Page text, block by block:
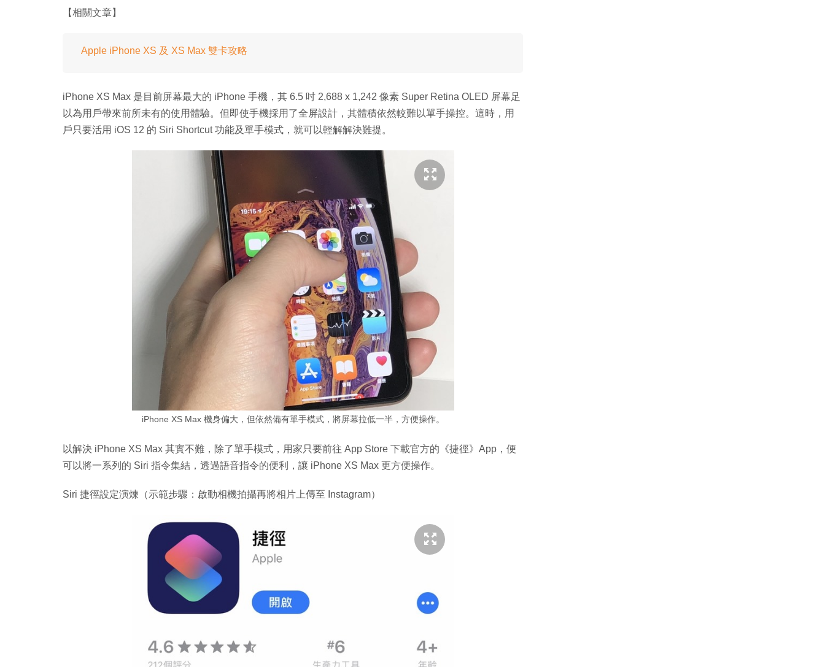
【相關文章】
Apple iPhone XS 及 XS Max 雙卡攻略
iPhone XS Max 是目前屏幕最大的 iPhone 手機，其 6.5 吋 2,688 x 1,242 像素 Super Retina OLED 屏幕足
以為用戶帶來前所未有的使用體驗。但即使手機採用了全屏設計，其體積依然較難以單手操控。這時，用
戶只要活用 iOS 12 的 Siri Shortcut 功能及單手模式，就可以輕解解決難提。
iPhone XS Max 機身偏大，但依然備有單手模式，將屏幕拉低一半，方便操作。
以解決 iPhone XS Max 其實不難，除了單手模式，用家只要前往 App Store 下載官方的《捷徑》App，便
可以將一系列的 Siri 指令集結，透過語音指令的便利，讓 iPhone XS Max 更方便操作。
Siri 捷徑設定演煉（示範步驟：啟動相機拍攝再將相片上傳至 Instagram）